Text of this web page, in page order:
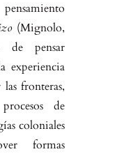
(Mignolo,
de pensar
experiencia
fronteras,
de
coloniales
formas